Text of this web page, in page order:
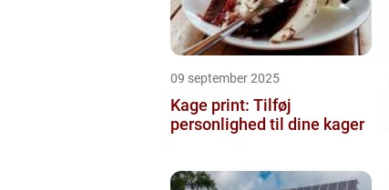
09 september 2025
Kage print: Tilføj
personlighed til dine kager